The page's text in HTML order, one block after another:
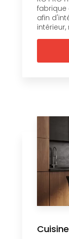
fabrique
afin